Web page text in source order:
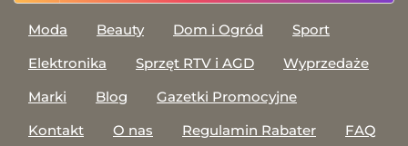
Moda Beauty Dom i Ogród
Sport
Elektronika
Sprzęt RTV i AGD
Wyprzedaże
Marki
Blog
Gazetki Promocyjne
Kontakt
O nas Regulamin Rabater
FAQ